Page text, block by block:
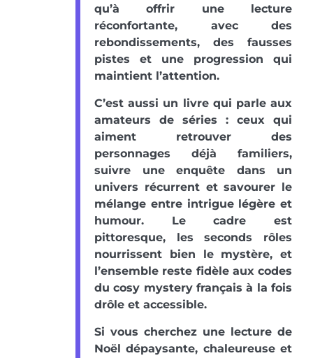
qu’à offrir une lecture
réconfortante, avec des
rebondissements, des fausses
pistes et une progression qui
maintient l’attention.
C’est aussi un livre qui parle aux
amateurs de séries : ceux qui
aiment retrouver des
personnages déjà familiers,
suivre une enquête dans un
univers récurrent et savourer le
mélange entre intrigue légère et
humour. Le cadre est
pittoresque, les seconds rôles
nourrissent bien le mystère, et
l’ensemble reste fidèle aux codes
du cosy mystery français à la fois
drôle et accessible.
Si vous cherchez une lecture de
Noël dépaysante, chaleureuse et